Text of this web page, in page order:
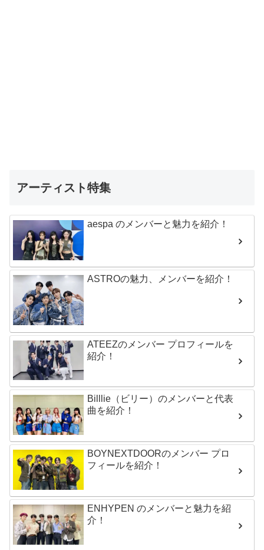
アーティスト特集
aespa のメンバーと魅力を紹介！
ASTROの魅力、メンバーを紹介！
ATEEZのメンバー プロフィールを
紹介！
Billlie（ビリー）のメンバーと代表
曲を紹介！
BOYNEXTDOORのメンバー プロ
フィールを紹介！
ENHYPEN のメンバーと魅力を紹
介！